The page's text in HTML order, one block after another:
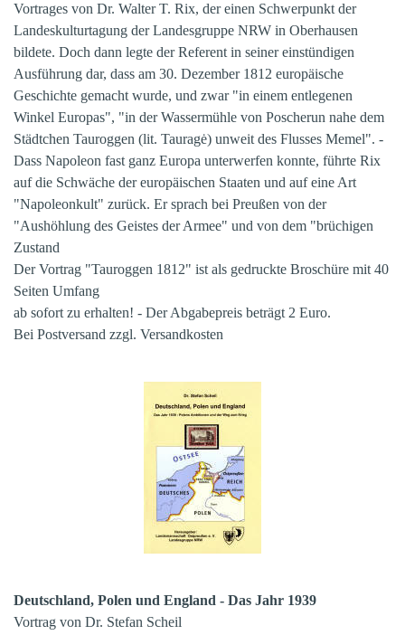
Vortrages von Dr. Walter T. Rix, der einen Schwerpunkt der
Landeskulturtagung der Landesgruppe NRW in Oberhausen
bildete. Doch dann legte der Referent in seiner einstündigen
Ausführung dar, dass am 30. Dezember 1812 europäische
Geschichte gemacht wurde, und zwar "in einem entlegenen
Winkel Europas", "in der Wassermühle von Poscherun nahe dem
Städtchen Tauroggen (lit. Tauragė) unweit des Flusses Memel". -
Dass Napoleon fast ganz Europa unterwerfen konnte, führte Rix
auf die Schwäche der europäischen Staaten und auf eine Art
"Napoleonkult" zurück. Er sprach bei Preußen von der
"Aushöhlung des Geistes der Armee" und von dem "brüchigen
Zustand
Der Vortrag "Tauroggen 1812" ist als gedruckte Broschüre mit 40
Seiten Umfang
ab sofort zu erhalten! - Der Abgabepreis beträgt 2 Euro.
Bei Postversand zzgl. Versandkosten
Deutschland, Polen und England - Das Jahr 1939
Vortrag von Dr. Stefan Scheil